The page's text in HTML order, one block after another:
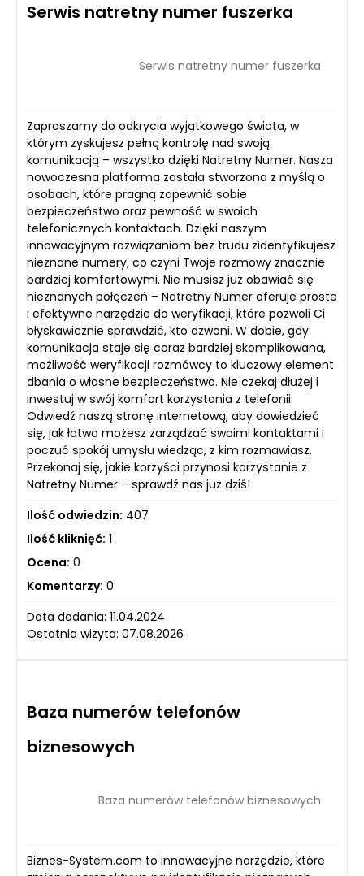
Serwis natretny numer fuszerka
Serwis natretny numer fuszerka
Zapraszamy do odkrycia wyjątkowego świata, w
którym zyskujesz pełną kontrolę nad swoją
komunikacją – wszystko dzięki Natretny Numer. Nasza
nowoczesna platforma została stworzona z myślą o
osobach, które pragną zapewnić sobie
bezpieczeństwo oraz pewność w swoich
telefonicznych kontaktach. Dzięki naszym
innowacyjnym rozwiązaniom bez trudu zidentyfikujesz
nieznane numery, co czyni Twoje rozmowy znacznie
bardziej komfortowymi. Nie musisz już obawiać się
nieznanych połączeń – Natretny Numer oferuje proste
i efektywne narzędzie do weryfikacji, które pozwoli Ci
błyskawicznie sprawdzić, kto dzwoni. W dobie, gdy
komunikacja staje się coraz bardziej skomplikowana,
możliwość weryfikacji rozmówcy to kluczowy element
dbania o własne bezpieczeństwo. Nie czekaj dłużej i
inwestuj w swój komfort korzystania z telefonii.
Odwiedź naszą stronę internetową, aby dowiedzieć
się, jak łatwo możesz zarządzać swoimi kontaktami i
poczuć spokój umysłu wiedząc, z kim rozmawiasz.
Przekonaj się, jakie korzyści przynosi korzystanie z
Natretny Numer – sprawdź nas już dziś!
Ilość odwiedzin: 407
Ilość kliknięć: 1
Ocena: 0
Komentarzy: 0
Data dodania: 11.04.2024
Ostatnia wizyta: 07.08.2026
Baza numerów telefonów
biznesowych
Baza numerów telefonów biznesowych
Biznes-System.com to innowacyjne narzędzie, które